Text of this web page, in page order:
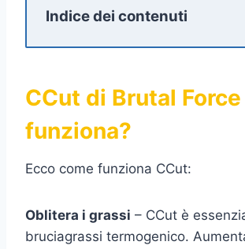
Indice dei contenuti
CCut di Brutal Force
funziona?
Ecco come funziona CCut:
Oblitera i grassi – CCut è
bruciagrassi termogenico.